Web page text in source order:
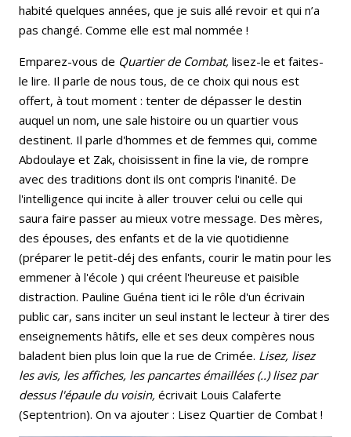
habité quelques années, que je suis allé revoir et qui n’a
pas changé. Comme elle est mal nommée !
Emparez-vous de Quartier de Combat, lisez-le et faites-
le lire. Il parle de nous tous, de ce choix qui nous est
offert, à tout moment : tenter de dépasser le destin
auquel un nom, une sale histoire ou un quartier vous
destinent. Il parle d'hommes et de femmes qui, comme
Abdoulaye et Zak, choisissent in fine la vie, de rompre
avec des traditions dont ils ont compris l'inanité. De
l'intelligence qui incite à aller trouver celui ou celle qui
saura faire passer au mieux votre message. Des mères,
des épouses, des enfants et de la vie quotidienne
(préparer le petit-déj des enfants, courir le matin pour les
emmener à l'école ) qui créent l'heureuse et paisible
distraction. Pauline Guéna tient ici le rôle d'un écrivain
public car, sans inciter un seul instant le lecteur à tirer des
enseignements hâtifs, elle et ses deux compères nous
baladent bien plus loin que la rue de Crimée. Lisez, lisez
les avis, les affiches, les pancartes émaillées (..) lisez par
dessus l'épaule du voisin, écrivait Louis Calaferte
(Septentrion). On va ajouter : Lisez Quartier de Combat !